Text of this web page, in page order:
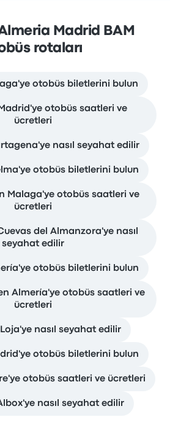
Madrid BAM
rotaları
otobüs biletlerini bulun
otobüs saatleri ve
ücretleri
nasıl seyahat edilir
otobüs biletlerini bulun
Malaga'ye otobüs saatleri ve
ücretleri
del Almanzora'ye nasıl
seyahat edilir
otobüs biletlerini bulun
Almería'ye otobüs saatleri ve
ücretleri
nasıl seyahat edilir
otobüs biletlerini bulun
otobüs saatleri ve ücretleri
nasıl seyahat edilir